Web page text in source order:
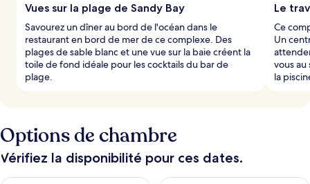
s
Vues sur la plage de Sandy Bay
Savourez un dîner au bord de l'océan dans le
restaurant en bord de mer de ce complexe. Des
plages de sable blanc et une vue sur la baie créent la
toile de fond idéale pour les cocktails du bar de
plage.
Le
Ce
Un
vous au
la
Options de chambre
Vérifiez la disponibilité pour ces dates.